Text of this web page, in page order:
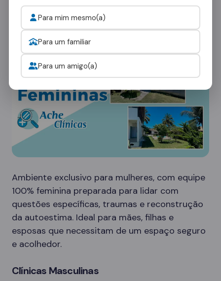
Clínicas Femininas
Ambiente exclusivo para mulheres, com equipe
100% feminina preparada para lidar com
questões específicas, traumas e reconstrução
da autoestima. Ideal para mães, filhas e
esposas que necessitam de um espaço seguro
e acolhedor.
Clínicas Masculinas
Para mim mesmo(a)
Para um familiar
Para um amigo(a)